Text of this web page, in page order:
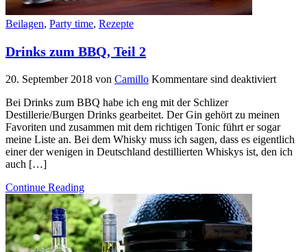
Beilagen, Party time, Rezepte
Drinks zum BBQ, Teil 2
20. September 2018 von Camillo Kommentare sind deaktiviert
Bei Drinks zum BBQ habe ich eng mit der Schlizer
Destillerie/Burgen Drinks gearbeitet. Der Gin gehört zu meinen
Favoriten und zusammen mit dem richtigen Tonic führt er sogar
meine Liste an. Bei dem Whisky muss ich sagen, dass es eigentlich
einer der wenigen in Deutschland destillierten Whiskys ist, den ich
auch […]
Continue Reading